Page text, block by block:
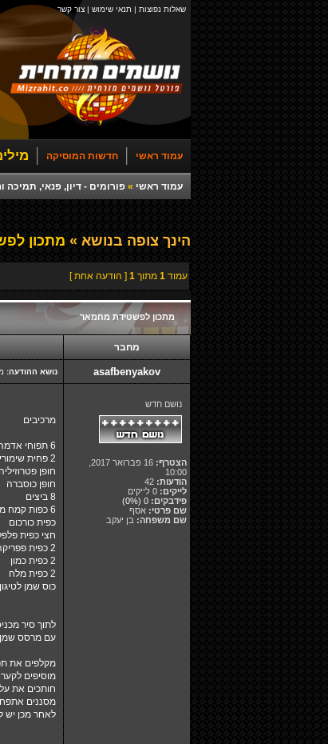
שאלות נפוצות | תנאי שימוש | צור קשר
עמוד ראשי חדשות המוסיקה
עמוד ראשי » פורומים - דיון, פנאי,
הינך צופה בנושא » מתכון
עמוד 1 מתוך 1 [ הודעה אחת ]
מתכון לפשטידת מחמאר
מחבר
asafbenyakov נושא ההודעה:
נושם חדש
הצטרף:
10:00
הודעות:
לייקים:
פידבקים: 0
(0%)
שם פרטי: אסף
שם משפחה: בן יעקב
מרכיבים
6 תפוחי אדמה גדולים
2 פחית שימורי אפונה וגזר
חופן פטרוזיליה
חופן כוסברה
8 ביצים
6 כפות קמח מצה או פירורי לחם
כפית כורכום
חצי כפית
2 כפית פפריקה מתוקה
2 כפית כמון
2 כפית מלח
כוס שמן
לתוך סיר
עם מרסס שמן
מקלפים את
מוסיפים
חותכים את
מסננים
לאחר מכן יש